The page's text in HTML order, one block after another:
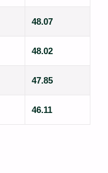
48.07
48.02
47.85
46.11